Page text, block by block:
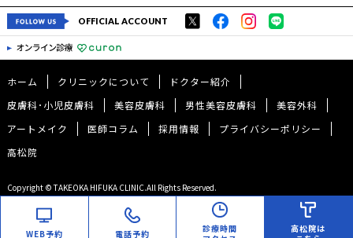
WEB予約 電話予約
診療時間
高松院は
OFFICIAL ACCOUNT
ホーム クリニックについて
ドクター紹介
皮膚科･小児皮膚科
美容皮膚科 男性美容皮膚科
美容外科
アートメイク
医師コラム 採用情報
プライバシーポリシー
高松院
Copyright © TAKEOKA HIFUKA CLINIC.All Rights Reserved.